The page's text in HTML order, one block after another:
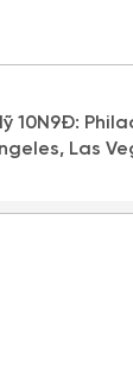
10N9Đ:
Las